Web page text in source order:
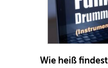
Wie heiß